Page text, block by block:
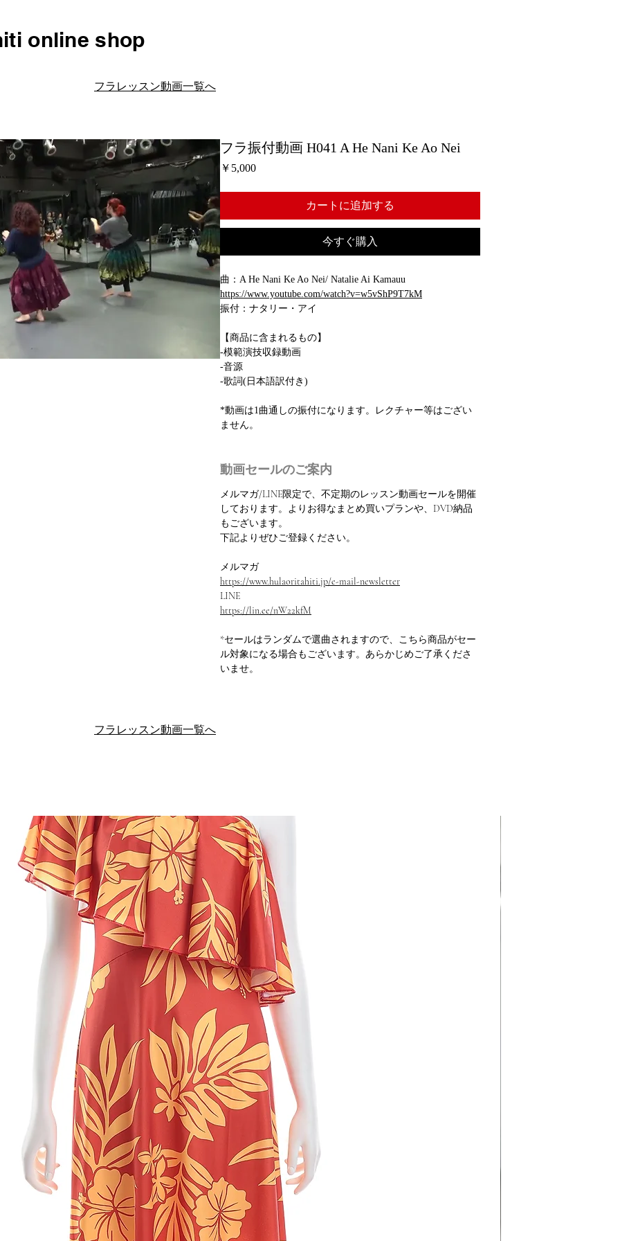
online shop
フラレッスン動画一覧へ
フラ振付動画 H041 A He Nani Ke Ao Nei
￥5,000価
カートに追加する
今すぐ購入
曲：A He Nani Ke Ao Nei/ Natalie Ai Kamauu
https://www.youtube.com/watch?v=w5vShP9T7kM
振付：ナタリー・アイ
【商品に含まれるもの】
-模範演技収録動画
-音源
-歌詞(日本語訳付き)
*動画は1曲通しの振付になります。レクチャー等はござい
ません。
動画セールのご案内
メルマガ/LINE限定で、不定期のレッスン動画セールを開催
しております。よりお得なまとめ買いプランや、DVD納品
もございます。
下記よりぜひご登録ください。
メルマガ
https://www.hulaoritahiti.jp/e-mail-newsletter
LINE
https://lin.ee/nW22kfM
*セールはランダムで選曲されますので、こちら商品がセー
ル対象になる場合もございます。あらかじめご了承くださ
いませ。
フラレッスン動画一覧へ